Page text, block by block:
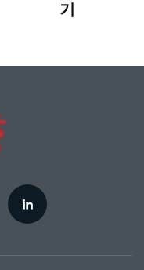
기